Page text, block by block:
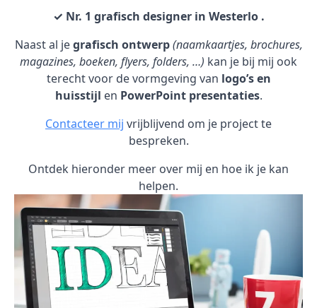
✓ Nr. 1 grafisch designer in Westerlo .
Naast al jegrafisch ontwerp (naamkaartjes, brochures,
magazines, boeken, flyers, folders, …) kan je bij mij ook
terecht voor de vormgeving van logo’s en
huisstijl en PowerPoint presentaties.
Contacteer mij vrijblijvend om je project te
bespreken.
Ontdek hieronder meer over mij en hoe ik je kan
helpen.